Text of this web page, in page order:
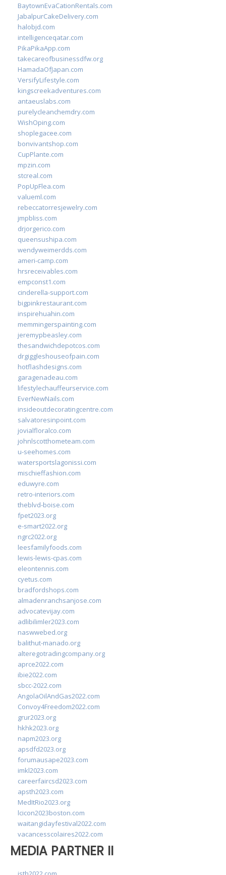
BaytownEvaCationRentals.com
JabalpurCakeDelivery.com
halobjd.com
intelligenceqatar.com
PikaPikaApp.com
takecareofbusinessdfw.org
HamadaOfJapan.com
VersifyLifestyle.com
kingscreekadventures.com
antaeuslabs.com
purelycleanchemdry.com
WishOping.com
shoplegacee.com
bonvivantshop.com
CupPlante.com
mpzin.com
stcreal.com
PopUpFlea.com
valueml.com
rebeccatorresjewelry.com
jmpbliss.com
drjorgerico.com
queensushipa.com
wendyweimerdds.com
ameri-camp.com
hrsreceivables.com
empconst1.com
cinderella-support.com
bigpinkrestaurant.com
inspirehuahin.com
memmingerspainting.com
jeremypbeasley.com
thesandwichdepotcos.com
drgiggleshouseofpain.com
hotflashdesigns.com
garagenadeau.com
lifestylechauffeurservice.com
EverNewNails.com
insideoutdecoratingcentre.com
salvatoresinpoint.com
jovialfloralco.com
johnlscotthometeam.com
u-seehomes.com
watersportslagonissi.com
mischieffashion.com
eduwyre.com
retro-interiors.com
theblvd-boise.com
fpet2023.org
e-smart2022.org
ngrc2022.org
leesfamilyfoods.com
lewis-lewis-cpas.com
eleontennis.com
cyetus.com
bradfordshops.com
almadenranchsanjose.com
advocatevijay.com
adlibilimler2023.com
naswwebed.org
balithut-manado.org
alteregotradingcompany.org
aprce2022.com
ibie2022.com
sbcc-2022.com
AngolaOilAndGas2022.com
Convoy4Freedom2022.com
grur2023.org
hkhk2023.org
napm2023.org
apsdfd2023.org
forumausape2023.com
imkl2023.com
careerfaircsd2023.com
apsth2023.com
MedItRio2023.org
lcicon2023boston.com
waitangidayfestival2022.com
vacancesscolaires2022.com
MEDIA PARTNER II